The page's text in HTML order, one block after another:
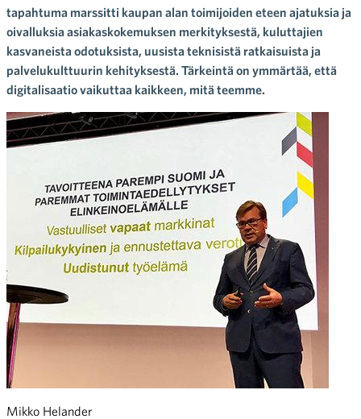
tapahtuma marssitti kaupan alan toimijoiden eteen ajatuksia ja
oivalluksia asiakaskokemuksen merkityksestä, kuluttajien
kasvaneista odotuksista, uusista teknisistä ratkaisuista ja
palvelukulttuurin kehityksestä. Tärkeintä on ymmärtää, että
digitalisaatio vaikuttaa kaikkeen, mitä teemme.
Mikko Helander